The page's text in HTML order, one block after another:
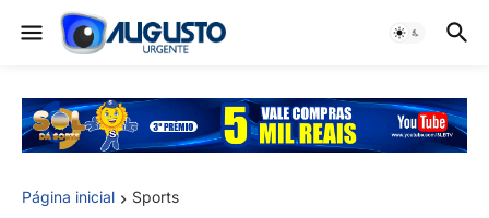
Página inicial Sports